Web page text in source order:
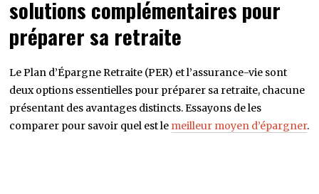
solutions complémentaires pour
préparer sa retraite
Le Plan d’Épargne Retraite (PER) et l’assurance-vie sont
deux options essentielles pour préparer sa retraite, chacune
présentant des avantages distincts. Essayons de les
comparer pour savoir quel est le meilleur moyen d’épargner.